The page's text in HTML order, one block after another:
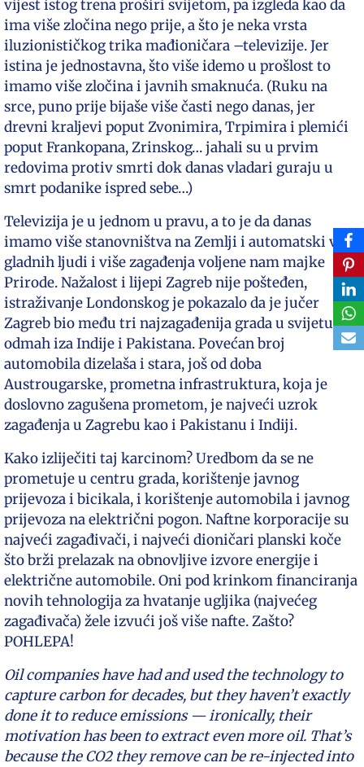
vijest istog trena proširi svijetom, pa izgleda kao da
ima više zločina nego prije, a što je neka vrsta
iluzionističkog trika mađioničara –televizije. Jer
istina je jednostavna, što više idemo u prošlost to
imamo više zločina i javnih smaknuća. (Ruku na
srce, puno prije bijaše više časti nego danas, jer
drevni kraljevi poput Zvonimira, Trpimira i plemići
poput Frankopana, Zrinskog… jahali su u prvim
redovima protiv smrti dok danas vladari guraju u
smrt podanike ispred sebe…)
Televizija je u jednom u pravu, a to je da danas
imamo više stanovništva na Zemlji i automatski više
gladnih ljudi i više zagađenja voljene nam majke
Prirode. Nažalost i lijepi Zagreb nije pošteđen,
istraživanje Londonskog je pokazalo da je jučer
Zagreb bio među tri najzagađenija grada u svijetu,
odmah iza Indije i Pakistana. Povećan broj
automobila dizelaša i stara, još od doba
Austrougarske, prometna infrastruktura, koja je
doslovno zagušena prometom, je najveći uzrok
zagađenja u Zagrebu kao i Pakistanu i Indiji.
Kako izliječiti taj karcinom? Uredbom da se ne
prometuje u centru grada, korištenje javnog
prijevoza i bicikala, i korištenje automobila i javnog
prijevoza na električni pogon. Naftne korporacije su
najveći zagađivači, i najveći dioničari planski koče
što brži prelazak na obnovljive izvore energije i
električne automobile. Oni pod krinkom financiranja
novih tehnologija za hvatanje ugljika (najvećeg
zagađivača) žele izvući još više nafte. Zašto?
POHLEPA!
Oil companies have had and used the technology to
capture carbon for decades, but they haven’t exactly
done it to reduce emissions — ironically, their
motivation has been to extract even more oil. That’s
because the CO2 they remove can be re-injected into